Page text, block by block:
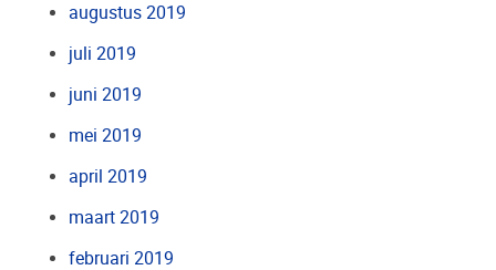
augustus 2019
juli 2019
juni 2019
mei 2019
april 2019
maart 2019
februari 2019